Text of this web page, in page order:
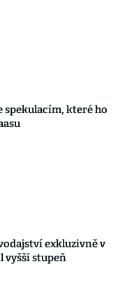
spekulacím, které ho
exkluzivně v
vyšší stupeň